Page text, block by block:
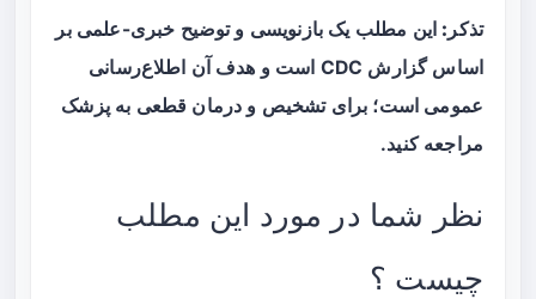
تذکر: این مطلب یک بازنویسی و توضیح خبری-علمی بر
اساس گزارش CDC است و هدف آن اطلاع‌رسانی
عمومی است؛ برای تشخیص و درمان قطعی به پزشک
مراجعه کنید.
نظر شما در مورد این مطلب
چیست ؟